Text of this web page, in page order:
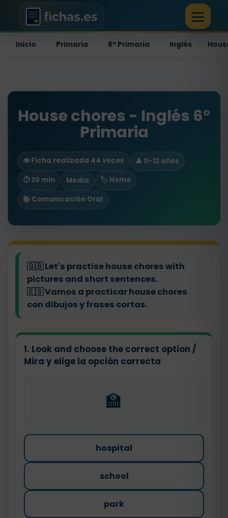
Inicio Primaria 6º Primaria Inglés
House chores - Inglés 6º
Primaria
👁️ Ficha realizada 44 veces
👤 11-12 años
⏱ 20 min
Media
🏷️ Home
📚 Comunicación Oral
🇬🇧Let's practise house chores with
pictures and short sentences.
🇪🇸Vamos a practicar house chores
con dibujos y frases cortas.
1. Look and choose the correct option /
Mira y elige la opción correcta
🏫
hospital
school
park